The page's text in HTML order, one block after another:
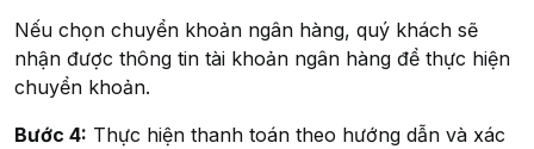
Nếu chọn chuyển khoản ngân hàng, quý khách sẽ
nhận được thông tin tài khoản ngân hàng để thực hiện
chuyển khoản.
Bước 4: Thực hiện thanh toán theo hướng dẫn và xác